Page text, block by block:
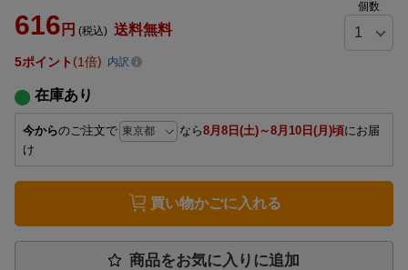
616 円 (税込) 送料無料
個数
5ポイント 1倍 内訳
在庫あり
今からのご注文で なら8月8日(土)～8月10日(月)頃にお届
け
買い物かごに入れる
商品をお気に入りに追加